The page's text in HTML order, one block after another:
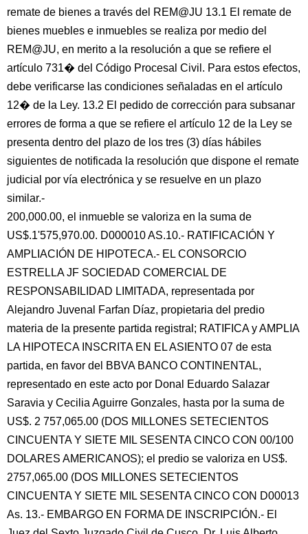
remate de bienes a través del REM@JU 13.1 El remate de
bienes muebles e inmuebles se realiza por medio del
REM@JU, en merito a la resolución a que se refiere el
artículo 731� del Código Procesal Civil. Para estos efectos,
debe verificarse las condiciones señaladas en el artículo
12� de la Ley. 13.2 El pedido de corrección para subsanar
errores de forma a que se refiere el artículo 12 de la Ley se
presenta dentro del plazo de los tres (3) días hábiles
siguientes de notificada la resolución que dispone el remate
judicial por vía electrónica y se resuelve en un plazo
similar.-
200,000.00, el inmueble se valoriza en la suma de
US$.1'575,970.00. D000010 AS.10.- RATIFICACIÓN Y
AMPLIACIÓN DE HIPOTECA.- EL CONSORCIO
ESTRELLA JF SOCIEDAD COMERCIAL DE
RESPONSABILIDAD LIMITADA, representada por
Alejandro Juvenal Farfan Díaz, propietaria del predio
materia de la presente partida registral; RATIFICA y AMPLIA
LA HIPOTECA INSCRITA EN EL ASIENTO 07 de esta
partida, en favor del BBVA BANCO CONTINENTAL,
representado en este acto por Donal Eduardo Salazar
Saravia y Cecilia Aguirre Gonzales, hasta por la suma de
US$. 2 757,065.00 (DOS MILLONES SETECIENTOS
CINCUENTA Y SIETE MIL SESENTA CINCO CON 00/100
DOLARES AMERICANOS); el predio se valoriza en US$.
2757,065.00 (DOS MILLONES SETECIENTOS
CINCUENTA Y SIETE MIL SESENTA CINCO CON D00013
As. 13.- EMBARGO EN FORMA DE INSCRIPCIÓN.- El